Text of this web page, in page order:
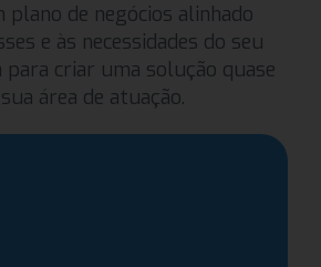
plano de negócios alinhado
e às necessidades do seu
para criar uma solução quase
área de atuação.